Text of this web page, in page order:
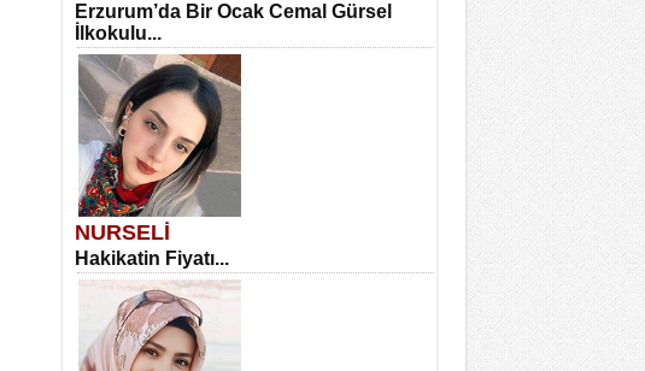
Erzurum’da Bir Ocak Cemal Gürsel
İlkokulu...
NURSELİ
Hakikatin Fiyatı...